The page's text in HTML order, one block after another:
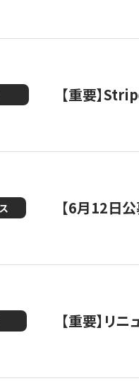
【重要】
【6月12日
【重要】リ